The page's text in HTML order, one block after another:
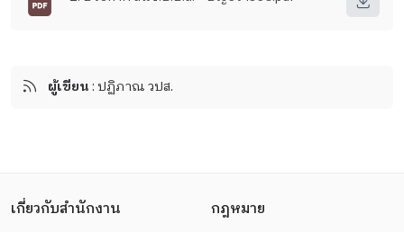
ผู้เขียน: ปฏิภาณ วปส.
เกี่ยวกับสำนักงาน กฎหมาย